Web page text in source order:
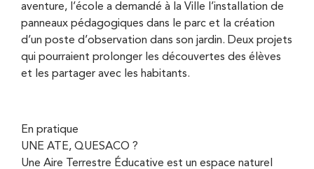
aventure, l’école a demandé à la Ville l’installation de
panneaux pédagogiques dans le parc et la création
d’un poste d’observation dans son jardin. Deux projets
qui pourraient prolonger les découvertes des élèves
et les partager avec les habitants.
En pratique
UNE ATE, QUESACO ?
Une Aire Terrestre Éducative est un espace naturel